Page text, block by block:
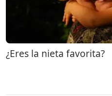
¿Eres la nieta favorita?